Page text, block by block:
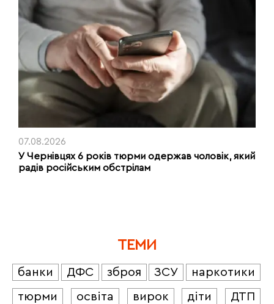
07.08.2026
У Чернівцях 6 років тюрми одержав чоловік, який
радів російським обстрілам
ТЕМИ
банки ДФС зброя ЗСУ
наркотики
тюрми
освіта вирок діти
ДТП